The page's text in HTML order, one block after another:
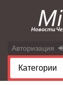
Авторизация